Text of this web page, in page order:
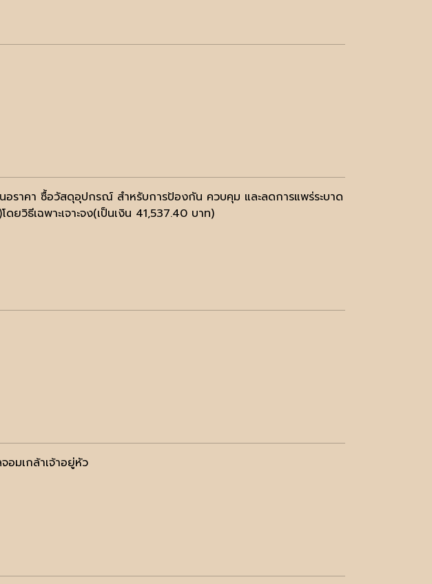
นอราคา ซื้อวัสดุอุปกรณ์ สำหรับการป้องกัน ควบคุม และลดการแพร่ระบาด
ยวิธีเฉพาะเจาะจง(เป็นเงิน 41,537.40 บาท)
อมเกล้าเจ้าอยู่หัว